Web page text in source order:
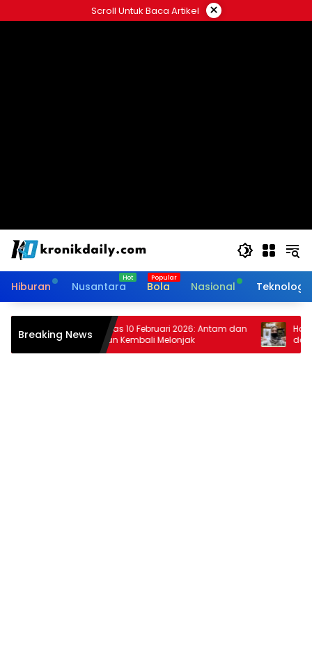
ke
Scroll Untuk Baca Artikel ×
Hiburan Nusantara Bola Nasional Teknologi
Breaking News
Harga Emas 10 Februari 2026: Antam dan
Pegadaian Kembali Melonjak
Harga
dan